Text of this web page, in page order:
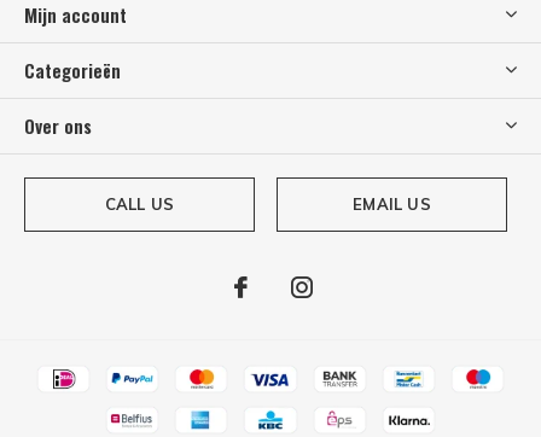
Mijn account
Categorieën
Over ons
CALL US EMAIL US